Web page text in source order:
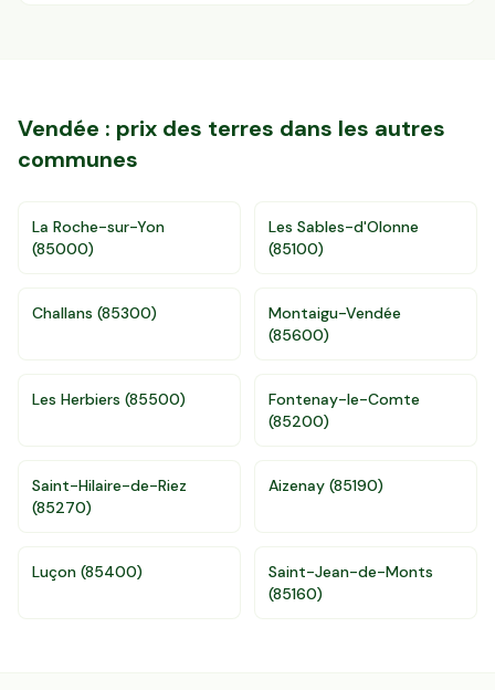
Vendée : prix des terres dans les autres
communes
La Roche-sur-Yon
(85000)
Les Sables-d'Olonne
(85100)
Challans (85300)
Montaigu-Vendée
(85600)
Les Herbiers (85500)
Fontenay-le-Comte
(85200)
Saint-Hilaire-de-Riez
(85270)
Aizenay (85190)
Luçon (85400)
Saint-Jean-de-Monts
(85160)
Donnees de valeurs foncières officielles